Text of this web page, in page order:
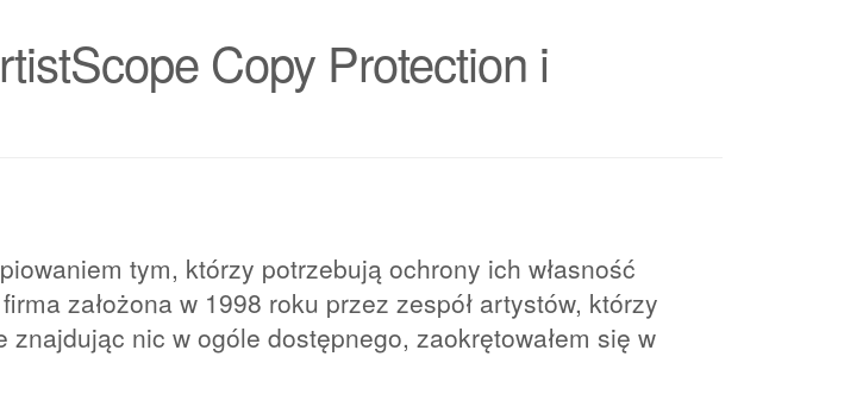
Copy Protection i
tym, którzy potrzebują ochrony ich własność
założona w 1998 roku przez zespół artystów, którzy
nic w ogóle dostępnego, zaokrętowałem się w